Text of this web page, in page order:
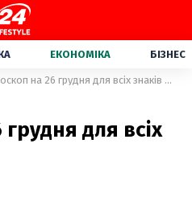
ЕКОНОМІКА БІЗНЕС
Гороскоп на 26 грудня для всіх знаків зодіаку
для всіх